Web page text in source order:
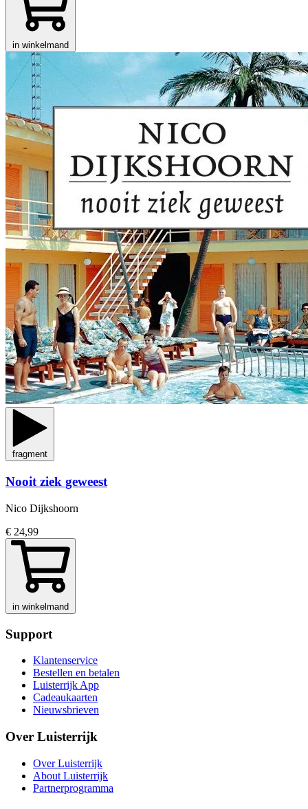
in winkelmand
fragment
Nooit ziek geweest
Nico Dijkshoorn
€ 24,99
in winkelmand
Support
Klantenservice
Bestellen en betalen
Luisterrijk App
Cadeaukaarten
Nieuwsbrieven
Over Luisterrijk
Over Luisterrijk
About Luisterrijk
Partnerprogramma